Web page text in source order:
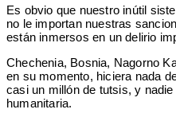
Es obvio que nuestro inútil
no le importan nuestras
están inmersos en un delirio
Chechenia, Bosnia, Nagorno
en su momento, hiciera nada
casi un millón de tutsis, y
humanitaria.